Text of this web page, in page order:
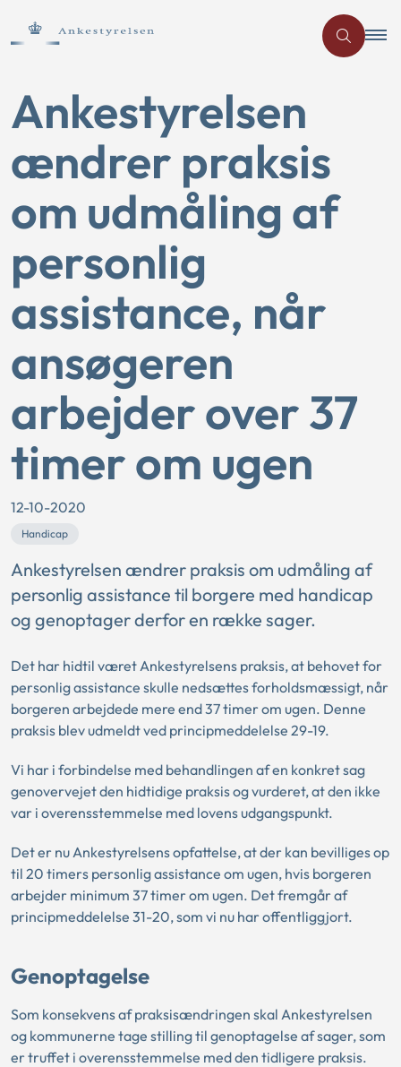
Ankestyrelsen
ændrer praksis
om udmåling af
personlig
assistance, når
ansøgeren
arbejder over 37
timer om ugen
12-10-2020
Handicap
Ankestyrelsen ændrer praksis om udmåling af
personlig assistance til borgere med handicap
og genoptager derfor en række sager.
Det har hidtil været Ankestyrelsens praksis, at behovet for
personlig assistance skulle nedsættes forholdsmæssigt, når
borgeren arbejdede mere end 37 timer om ugen. Denne
praksis blev udmeldt ved principmeddelelse 29-19.
Vi har i forbindelse med behandlingen af en konkret sag
genovervejet den hidtidige praksis og vurderet, at den ikke
var i overensstemmelse med lovens udgangspunkt.
Det er nu Ankestyrelsens opfattelse, at der kan bevilliges op
til 20 timers personlig assistance om ugen, hvis borgeren
arbejder minimum 37 timer om ugen. Det fremgår af
principmeddelelse 31-20, som vi nu har offentliggjort.
Genoptagelse
Som konsekvens af praksisændringen skal Ankestyrelsen
og kommunerne tage stilling til genoptagelse af sager, som
er truffet i overensstemmelse med den tidligere praksis.